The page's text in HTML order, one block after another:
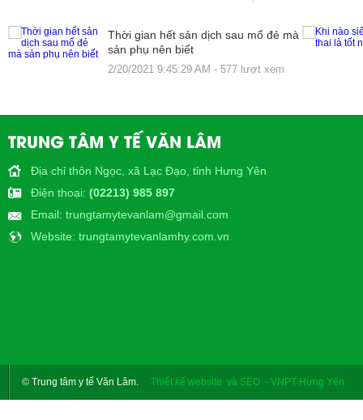
mổ đẻ mà Khi nào siêu âm thai là tốt nhất?
2/20/2021 9:45:29 AM - 234 lượt xem
TRUNG TÂM Y TẾ VĂN LÂM
Địa chỉ thôn Ngọc, xã Lạc Đạo, tỉnh Hưng Yên
Điện thoại: (02213) 985 897
Email: trungtamytevanlam@gmail.com
Website: trungtamytevanlamhy.com.vn
© Trung tâm y tế Văn Lâm. Thiết kế website và SEO - VNPT Hưng Yên